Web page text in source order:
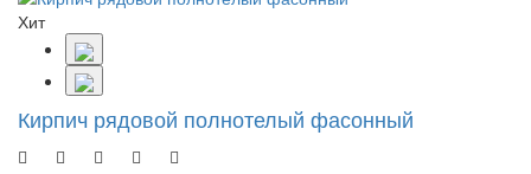
Хит
Кирпич рядовой полнотелый фасонный